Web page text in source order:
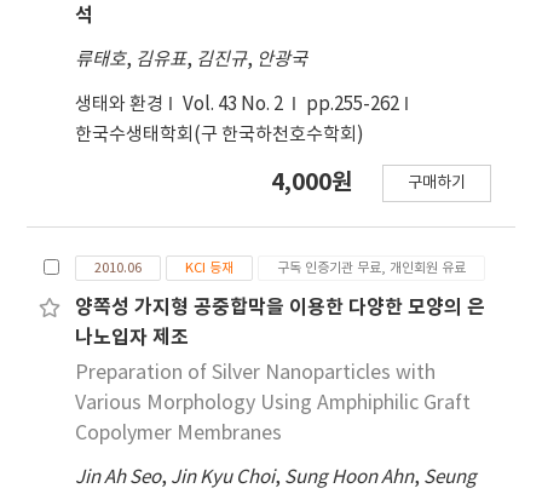
antinociceptive effects of µ-, δ-, κ- and ε-
experiments, male ICR mice were exposed to
WBI (5Gy) from a 60 Co gamma-source and
the antinociceptive effects of opioid
later using the hot water (52℃) tail-
D-Pen5]enkephalin (DPDPE), trans-3,4-
Dichloro-N-methyl-N-[2-(1-pyrrolidinyl)-
cyclohexyl]¬benzeneacetamide (U50,488H),
and β-endorphin were tested as agonists for
µ, δ, κ, and ε-opioid receptors, respectively.
WBI significantly attenuated the
antinociceptive effects of morphine and
DAMGO, but increased those of β-endorphin.
석
류태호, 김유표, 김진규, 안광국
생태와 환경 Vol. 43 No. 2
pp.255-262
한국수생태학회(구 한국하천호수학회)
4,000원 구매하기
2010.06 KCI 등재 구독 인증기관 무료, 개인회원 유료
양쪽성 가지형 공중합막을 이용한 다양한 모양의 은
나노입자 제조
Preparation of Silver Nanoparticles with
Various Morphology Using Amphiphilic Graft
Copolymer Membranes
Jin Ah Seo, Jin Kyu Choi, Sung Hoon Ahn, Seung